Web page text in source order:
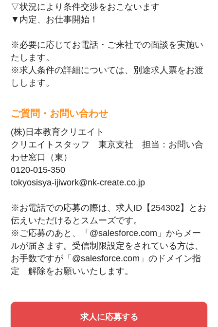
▽状況により条件交渉をおこないます
▼内定、お仕事開始！
※必要に応じてお電話・ご来社での面談を実施い
たします。
※求人条件の詳細については、別途求人票をお渡
しします。
ご質問・お問い合わせ
(株)日本教育クリエイト
クリエイトスタッフ 東京支社 担当：お問い合
わせ窓口（東）
0120-015-350
tokyosisya-ijiwork@nk-create.co.jp
※お電話での応募の際は、求人ID【254302】とお
伝えいただけるとスムーズです。
※ご応募のあと、「@salesforce.com」からメー
ルが届きます。受信制限設定をされている方は、
お手数ですが「@salesforce.com」のドメイン指
定 解除をお願いいたします。
求人に応募する